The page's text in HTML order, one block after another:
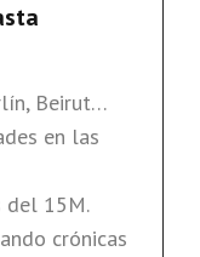
Beirut…
en las
del 15M.
crónicas